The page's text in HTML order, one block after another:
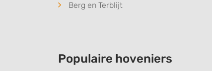
Berg en Terblijt
Populaire hoveniers